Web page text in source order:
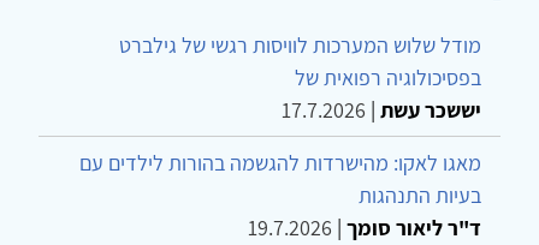
מודל שלוש המערכות לוויסות רגשי של גילברט
בפסיכולוגיה רפואית של
יששכר עשת |
17.7.2026
מאגו לאקו: מהישרדות להגשמה בהורות לילדים עם
בעיות התנהגות
ד"ר ליאור סומך |
19.7.2026